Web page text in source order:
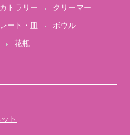
カトラリー
クリーマー
ート・皿
ボウル
花瓶
ト